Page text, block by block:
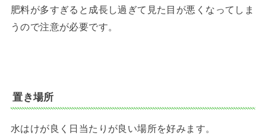
肥料が多すぎると成長し過ぎて見た目が悪くなってしま
うので注意が必要です。
置き場所
水はけが良く日当たりが良い場所を好みます。